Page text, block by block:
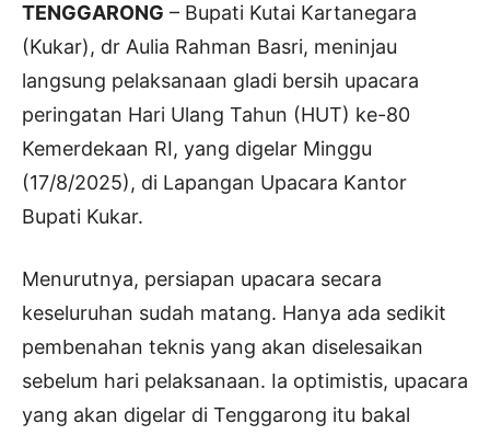
TENGGARONG – Bupati Kutai Kartanegara
(Kukar), dr Aulia Rahman Basri, meninjau
langsung pelaksanaan gladi bersih upacara
peringatan Hari Ulang Tahun (HUT) ke-80
Kemerdekaan RI, yang digelar Minggu
(17/8/2025), di Lapangan Upacara Kantor
Bupati Kukar.
Menurutnya, persiapan upacara secara
keseluruhan sudah matang. Hanya ada sedikit
pembenahan teknis yang akan diselesaikan
sebelum hari pelaksanaan. Ia optimistis, upacara
yang akan digelar di Tenggarong itu bakal